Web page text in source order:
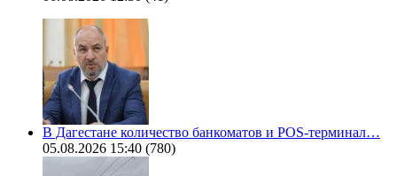
В Дагестане количество банкоматов и POS-терминал…
05.08.2026 15:40 (780)